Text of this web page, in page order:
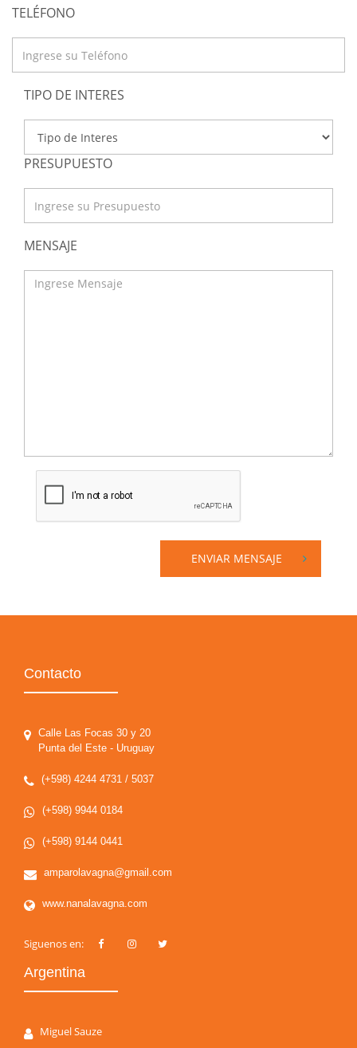
TELÉFONO
TIPO DE INTERES
PRESUPUESTO
MENSAJE
ENVIAR MENSAJE
Contacto
Calle Las Focas 30 y 20
Punta del Este - Uruguay
(+598) 4244 4731 / 5037
(+598) 9944 0184
(+598) 9144 0441
amparolavagna@gmail.com
www.nanalavagna.com
Siguenos en:
Argentina
Miguel Sauze